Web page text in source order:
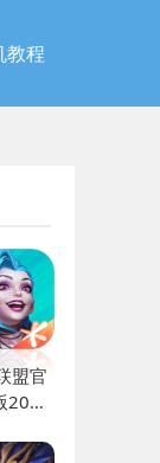
教程
盟官
2023